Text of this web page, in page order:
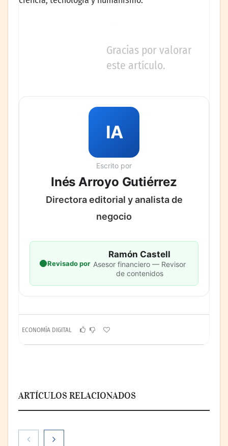
Gracias por valorar
este artículo.
IA
Escrito por
Inés Arroyo Gutiérrez
Directora editorial y analista de
negocio
Revisado por
Ramón Castell
Asesor financiero — Revisor
de contenidos
ECONOMÍA DIGITAL
ARTÍCULOS RELACIONADOS